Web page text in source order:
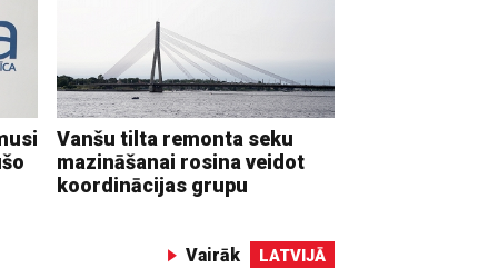
Vanšu tilta remonta seku
mazināšanai rosina veidot
koordinācijas grupu
Vairāk LATVIJĀ